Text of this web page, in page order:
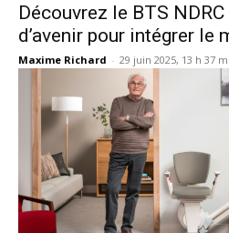
Découvrez le BTS
d’avenir pour intégrer le
Maxime Richard - 29 juin 2025, 13 h 37